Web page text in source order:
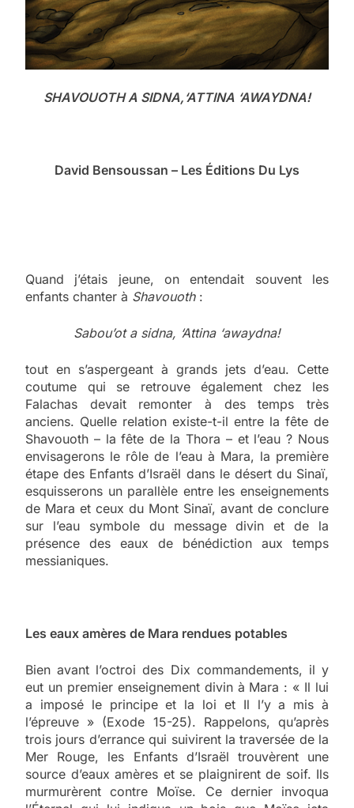
SHAVOUOTH A SIDNA,‘ATTINA ‘AWAYDNA!
David Bensoussan – Les Éditions Du Lys
Quand j’étais jeune, on entendait souvent les
enfants chanter à Shavouoth:
Sabou’ot a sidna, ‘Attina ‘awaydna!
tout en s’aspergeant à grands jets d’eau. Cette
coutume qui se retrouve également chez les
Falachas devait remonter à des temps très
anciens. Quelle relation existe-t-il entre la fête de
Shavouoth – la fête de la Thora – et l’eau ? Nous
envisagerons le rôle de l’eau à Mara, la première
étape des Enfants d’Israël dans le désert du Sinaï,
esquisserons un parallèle entre les enseignements
de Mara et ceux du Mont Sinaï, avant de conclure
sur l’eau symbole du message divin et de la
présence des eaux de bénédiction aux temps
messianiques.
Les eaux amères de Mara rendues potables
Bien avant l’octroi des Dix commandements, il y
eut un premier enseignement divin à Mara : « Il lui
a imposé le principe et la loi et Il l’y a mis à
l’épreuve » (Exode 15-25). Rappelons, qu’après
trois jours d’errance qui suivirent la traversée de la
Mer Rouge, les Enfants d’Israël trouvèrent une
source d’eaux amères et se plaignirent de soif. Ils
murmurèrent contre Moïse. Ce dernier invoqua